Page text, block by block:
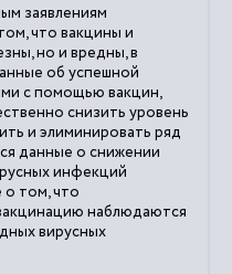
заявлениям
что вакцины и
но и вредны, в
об успешной
с помощью вакцин,
снизить уровень
и элиминировать ряд
данные о снижении
инфекций
о том, что
наблюдаются
вирусных